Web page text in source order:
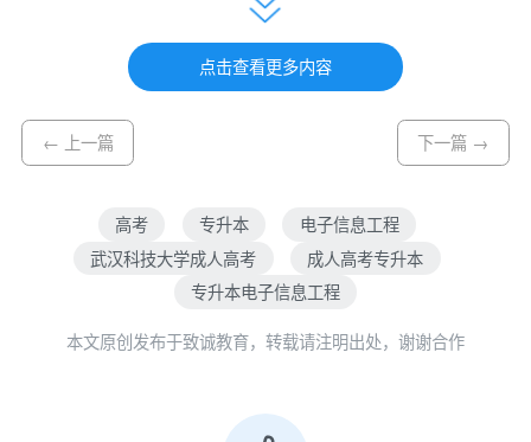
电子信息工程专业是武汉科技大学的传统优势
专业，办学实力强劲。本专业入选
国家级一流本
计划”试点专业以及湖北省“荆楚卓越人才”协同育
产业人才培养计划试点专业。依托学校深厚的工
科底蕴和强大的电子信息学科群，专业已形成“厚
基础、宽口径、重实践、求创新”的鲜明办学特
级学科硕士学位授权点、电子信息专业学位硕士
点击查看更多内容
← 上一篇 下一篇 →
高考 专升本
电子信息工程
武汉科技大学成人高考
成人高考专升本
专升本电子信息工程
本文原创发布于致诚教育，转载请注明出处，谢谢合作